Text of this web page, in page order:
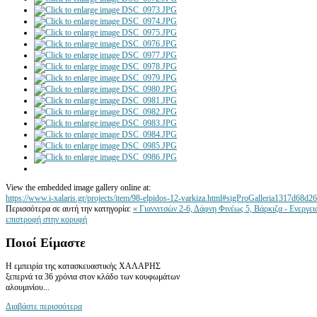
View the embedded image gallery online at:
https://www.i-xalaris.gr/projects/item/98-elpidos-12-varkiza.html#sigProGalleria1317d68d26
Περισσότερα σε αυτή την κατηγορία: « Γιαννιτσών 2-6, Δάφνη Φινέως 5, Βάρκιζα -
επιστροφή στην κορυφή
Ποιοί Είμαστε
Η εμπειρία της κατασκευαστικής ΧΑΛΑΡΗΣ
ξεπερνά τα 36 χρόνια στον κλάδο των κουφωμάτων
αλουμινίου...
Διαβάστε περισσότερα